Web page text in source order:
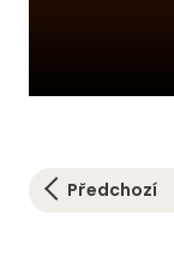
Předchozí